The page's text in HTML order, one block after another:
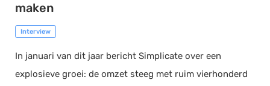
maken
Interview
In januari van dit jaar bericht Simplicate over een
explosieve groei: de omzet steeg met ruim vierhonderd